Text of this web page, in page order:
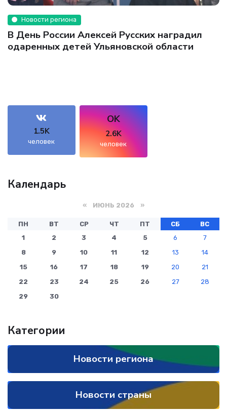
Новости региона
В День России Алексей Русских наградил
одаренных детей Ульяновской области
1.5K
человек
OK
2.6K
человек
Календарь
« ИЮНЬ 2026 »
ПН ВТ СР ЧТ ПТ СБ
ВС
1
2 3 4 5 6
7
8
9 10 11 12 13
14
15
16 17 18 19 20
21
22
23 24 25 26 27
28
29
30
Категории
Новости региона
Новости страны